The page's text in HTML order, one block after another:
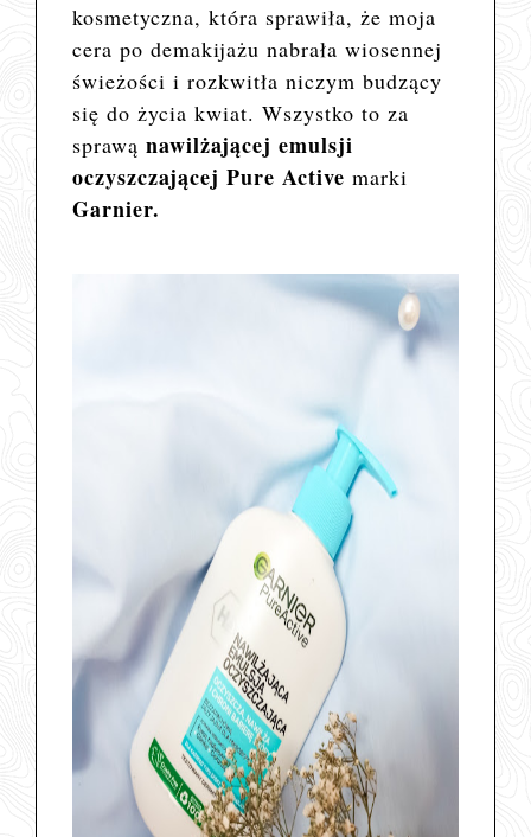
kosmetyczna, która sprawiła, że moja
cera po demakijażu nabrała wiosennej
świeżości i rozkwitła niczym budzący
się do życia kwiat. Wszystko to za
sprawąnawilżającej emulsji
oczyszczającej Pure Activemarki
Garnier.